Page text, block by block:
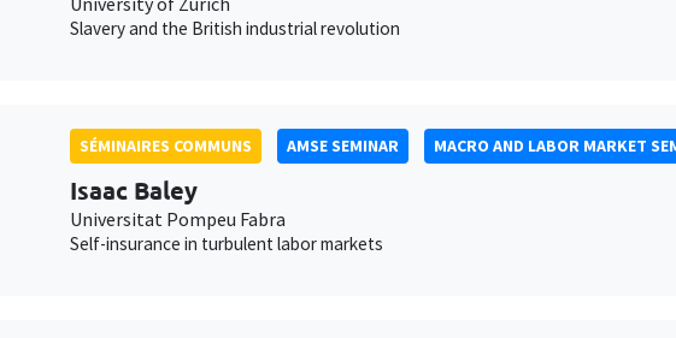
Slavery and the British industrial revolution
SÉMINAIRES COMMUNS AMSE SEMINAR MACRO AND LABOR MARKET
Isaac Baley
Universitat Pompeu Fabra
Self-insurance in turbulent labor markets